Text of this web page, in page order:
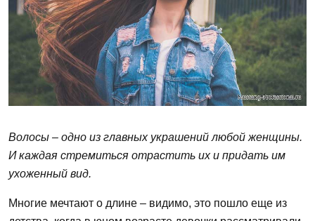
Волосы – одно из главных украшений любой женщины.
И каждая стремиться отрастить ихи придать им
ухоженный вид.
Многие мечтают о длине – видимо, это пошло еще из